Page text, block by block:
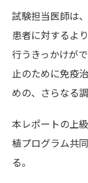
試験担当医師は
患者に対するよ
行うきっかけが
止のために免疫
めの、さらなる
本レポートの上
植プログラム共
る。